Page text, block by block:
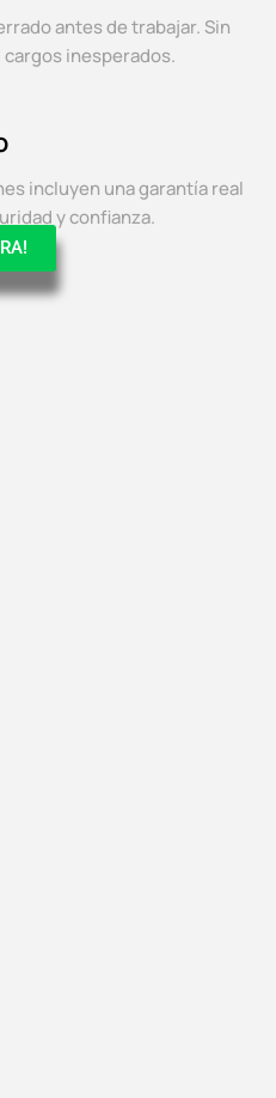
antes de trabajar. Sin
inesperados.
incluyen una garantía real
y confianza.